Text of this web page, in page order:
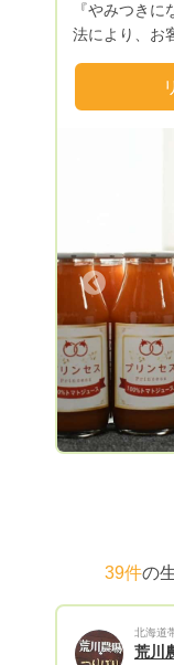
『やみつき
法により、お
贈り物として
た、プリンセ
レー🍛、プリ
めました。ぜ
た、北海道か
おります。大
品としてお届けも
申し付けください。 内容
は、コメント
お、送料は
ております。
39件の
北海道
荒川